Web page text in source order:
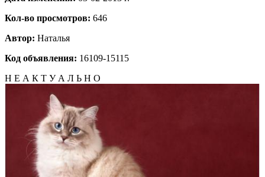
Кол-во просмотров: 646
Автор: Наталья
Код объявления: 16109-15115
Н Е А К Т У А Л Ь Н О